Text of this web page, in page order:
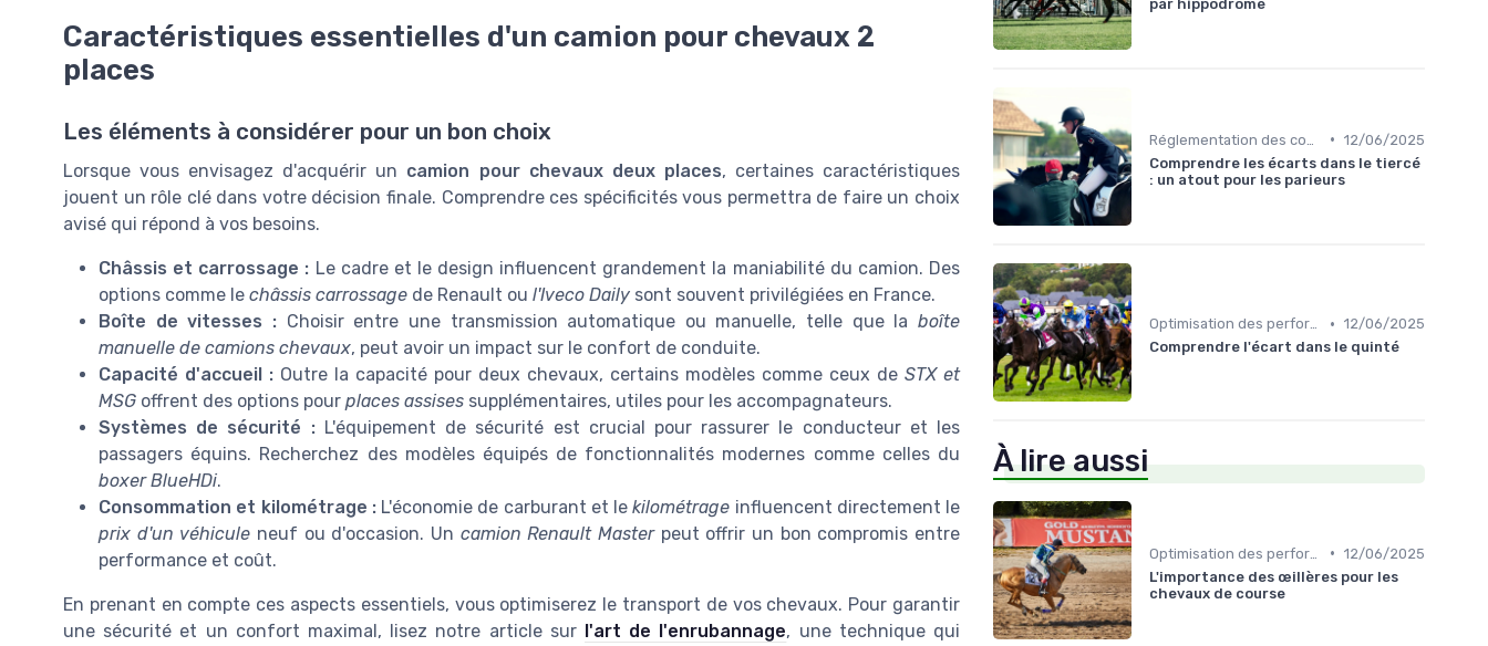
Caractéristiques essentielles d'un camion pour chevaux 2
places
Les éléments à considérer pour un bon choix
Lorsque vous envisagez d'acquérir un camion pour chevaux deux places, certaines caractéristiques
jouent un rôle clé dans votre décision finale. Comprendre ces spécificités vous permettra de faire un choix
avisé qui répond à vos besoins.
Châssis et carrossage : Le cadre et le design influencent grandement la maniabilité du camion. Des
options comme le châssis carrossage de Renault ou l'Iveco Daily sont souvent privilégiées en France.
Boîte de vitesses :Choisir entre une transmission automatique ou manuelle, telle que laboîte
manuelle de camions chevaux, peut avoir un impact sur le confort de conduite.
Capacité d'accueil : Outre la capacité pour deux chevaux, certains modèles comme ceux de STX et
MSG offrent des options pour places assises supplémentaires, utiles pour les accompagnateurs.
Systèmes de sécurité :L'équipement de sécurité est crucial pour rassurer le conducteur et les
passagers équins. Recherchez des modèles équipés de fonctionnalités modernes comme celles du
boxer BlueHDi.
Consommation et kilométrage :L'économie de carburant et lekilométrage influencent directement le
prix d'un véhicule neuf ou d'occasion. Un camion Renault Masterpeut offrir un bon compromis entre
performance et coût.
En prenant en compte ces aspects essentiels, vous optimiserez le transport de vos chevaux. Pour garantir
une sécurité et un confort maximal, lisez notre article sur l'art de l'enrubannage, une technique qui
par hippodrome
• 12/06/2025
Comprendre les écarts dans le tiercé
: un atout pour les parieurs
Optimisation des performances • 12/06/2025
Comprendre l'écart dans le quinté
À lire aussi
• 12/06/2025
L'importance des œillères pour les
chevaux de course